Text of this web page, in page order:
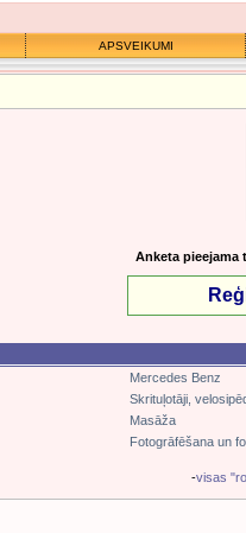
APSVEIKUMI
Anketa pieejama
Mercedes Benz
Skrituļotāji,
Masāža
Fotogrāfēšana un
-visas